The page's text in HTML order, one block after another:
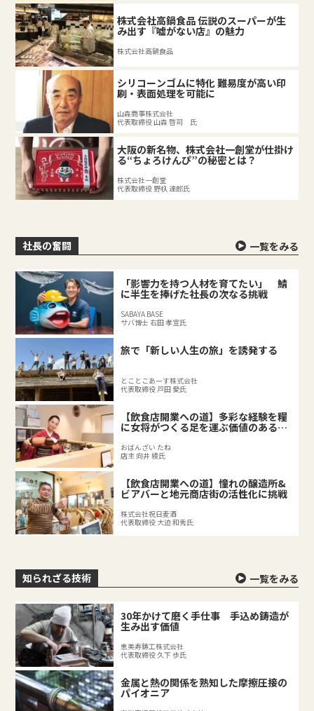
株式会社高鍋食品 伝説のスーパーが生
み出す『嘘がない店』の魅力
株式会社高鍋食品
シリコーンゴムに特化 難易度が高い印
刷・表面処理を可能に
山森商事株式会社
代表取締役 山森 啓司 氏
大阪の新名物、株式会社一創堂が仕掛け
る“ちょろけんぴ”の秘密とは？
株式会社一創堂
代表取締役 野杁 達郎氏
社長の奮闘 一覧をみる
「影響力を持つ人材を育てたい」 鯖
に半生を捧げた社長の次なる挑戦
SABAYA BASE
サバ博士 右田 孝宣氏
旅で「新しい人生の旅」を誘発する
とことこあーす株式会社
代表取締役 戸田 愛氏
【飲食店開業への道】多彩な経験を糧
に女将がつくる足を運ぶ価値のある料
おばんざい たね
店主 向井 綾氏
【飲食店開業への道】憧れの醸造所&
ビアバーと地元商店街の活性化に挑戦
株式会社祝日麦酒
代表取締役 大迫 和秀氏
知られざる技術 一覧をみる
30年かけて磨く手仕事 手込め鋳造が
生み出す価値
恵美寿鋳工株式会社
代表取締役 久下 歩氏
金属と熱の関係を熟知した摩擦圧接の
パイオニア